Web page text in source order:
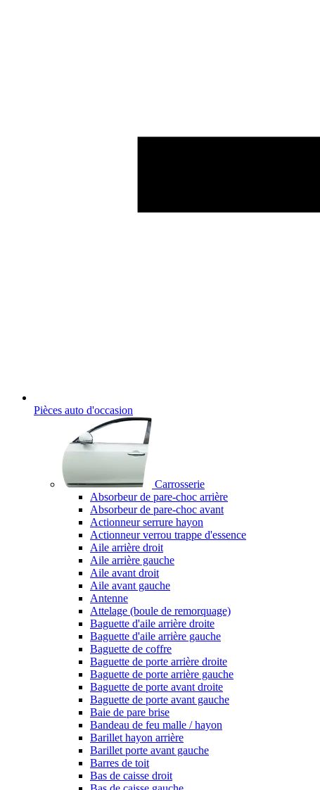
Pièces auto d'occasion
Carrosserie
Absorbeur de pare-choc arrière
Absorbeur de pare-choc avant
Actionneur serrure hayon
Actionneur verrou trappe d'essence
Aile arrière droit
Aile arrière gauche
Aile avant droit
Aile avant gauche
Antenne
Attelage (boule de remorquage)
Baguette d'aile arrière droite
Baguette d'aile arrière gauche
Baguette de coffre
Baguette de porte arrière droite
Baguette de porte arrière gauche
Baguette de porte avant droite
Baguette de porte avant gauche
Baie de pare brise
Bandeau de feu malle / hayon
Barillet hayon arrière
Barillet porte avant gauche
Barres de toit
Bas de caisse droit